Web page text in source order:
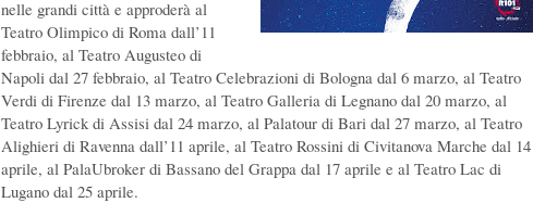
nelle grandi città e approderà al
Teatro Olimpico di Roma dall’11
febbraio, al Teatro Augusteo di
Napoli dal 27 febbraio, al Teatro Celebrazioni di Bologna dal 6 marzo, al Teatro
Verdi di Firenze dal 13 marzo, al Teatro Galleria di Legnano dal 20 marzo, al
Teatro Lyrick di Assisi dal 24 marzo, al Palatour di Bari dal 27 marzo, al Teatro
Alighieri di Ravenna dall’11 aprile, al Teatro Rossini di Civitanova Marche dal 14
aprile, al PalaUbroker di Bassano del Grappa dal 17 aprile e al Teatro Lac di
Lugano dal 25 aprile.